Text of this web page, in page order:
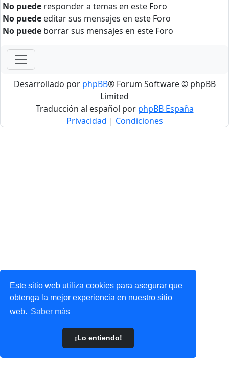
Este sitio web utiliza cookies para asegurar que
obtenga la mejor experiencia en nuestro sitio
web. Saber más
¡Lo entiendo!
No puede responder a temas en este Foro
No puede editar sus mensajes en este Foro
No puede borrar sus mensajes en este Foro
Desarrollado por phpBB® Forum Software © phpBB
Limited
Traducción al español por phpBB España
Privacidad | Condiciones